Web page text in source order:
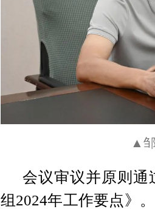
▲
会议审议并原则通
组2024年工作要点》